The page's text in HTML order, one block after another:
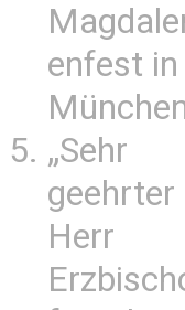
enfest in
„Sehr
geehrter
Herr